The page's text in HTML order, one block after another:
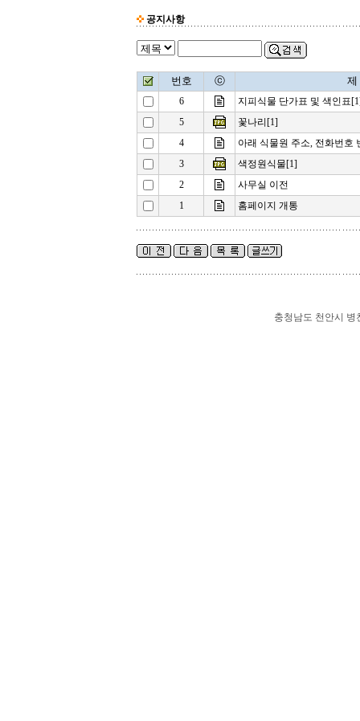
공지사항
번호 ⓒ 제
6
지피식물 단가표 및 색인표
5
꽃나리[1]
4
아래 식물원 주소, 전화번호
3
색정원식물[1]
2
사무실 이전
1
홈페이지 개통
충청남도 천안시 병